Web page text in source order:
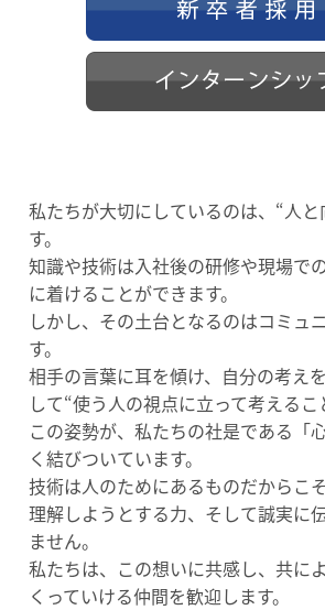
私たちが大切にしているのは、“人
す。
知識や技術は入社後の研修や現場で
に着けることができます。
しかし、その土台となるのはコミュ
す。
相手の言葉に耳を傾け、自分の考え
して“使う人の視点に立って考えるこ
この姿勢が、私たちの社是である「
く結びついています。
技術は人のためにあるものだからこ
理解しようとする力、そして誠実に
ません。
私たちは、この想いに共感し、共に
くっていける仲間を歓迎します。